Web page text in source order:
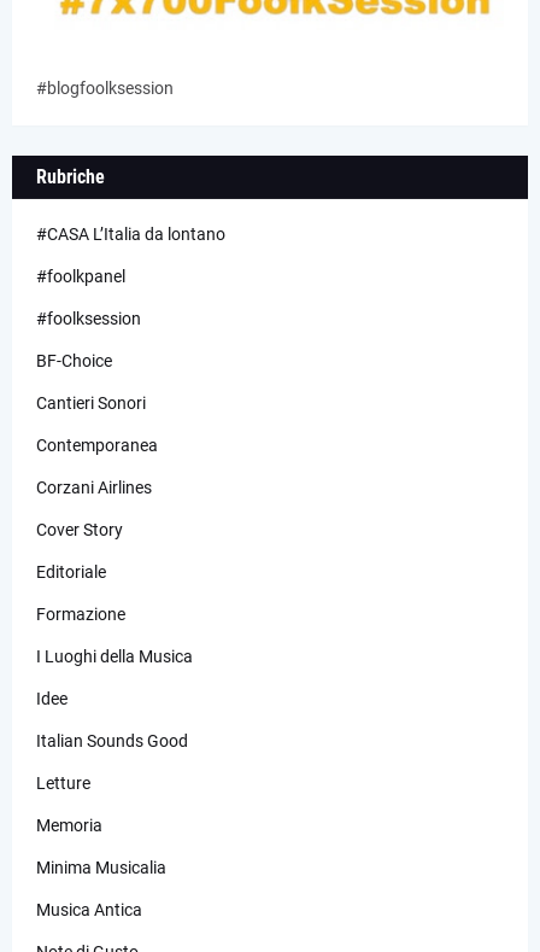
#blogfoolksession
Rubriche
#CASA L’Italia da lontano
#foolkpanel
#foolksession
BF-Choice
Cantieri Sonori
Contemporanea
Corzani Airlines
Cover Story
Editoriale
Formazione
I Luoghi della Musica
Idee
Italian Sounds Good
Letture
Memoria
Minima Musicalia
Musica Antica